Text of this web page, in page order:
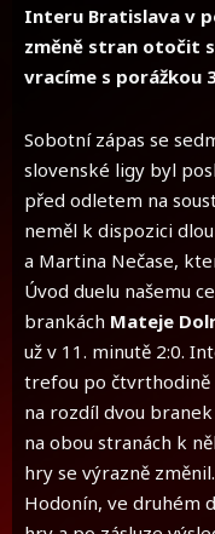
Interu Bratislava v
změně stran otočit
vracíme s porážkou
Sobotní zápas se
slovenské ligy byl
před odletem na
neměl k dispozici
a Martina Nečase,
Úvod duelu našemu
brankách Mateje
už v 11. minutě 2:0.
trefou po čtvrthodině
na rozdíl dvou branek
na obou stranách k
hry se výrazně
Hodonín, ve druhém